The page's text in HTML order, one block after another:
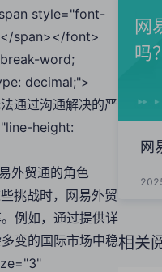
style="font-
</span></font>
word;
decimal;">
通过沟通解决的严
height:
贸通的角色
战时，网易外贸
例如，通过提供详
变的国际市场中稳
网
吗？
网
相关